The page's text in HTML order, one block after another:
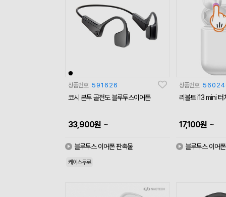
상품번호 591626
코시 본투 골전도 블루투스이어폰
33,900원 ~
블루투스 이어폰 판촉물
케이스무료
상품번호
리볼트 i13 mini 터
17,100원 ~
블루투스 이어